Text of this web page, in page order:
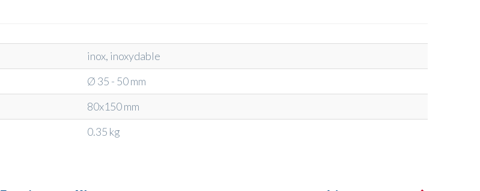
inox, inoxydable
Ø 35 - 50 mm
80x150 mm
0.35 kg